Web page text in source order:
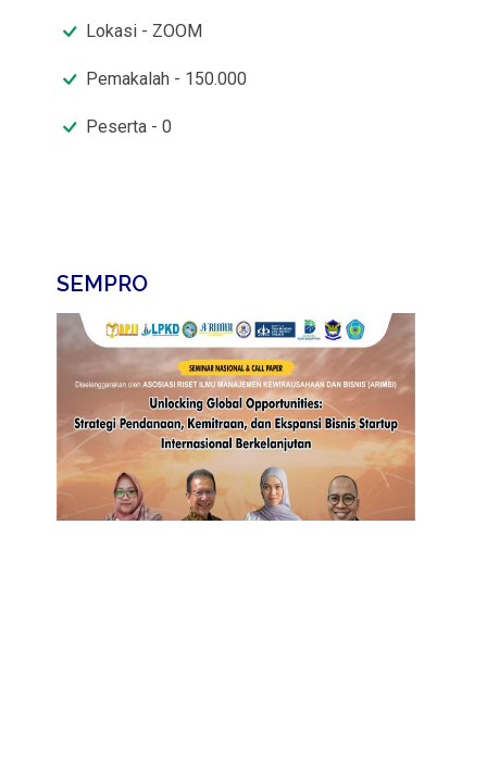
Lokasi - ZOOM
Pemakalah - 150.000
Peserta - 0
SEMPRO